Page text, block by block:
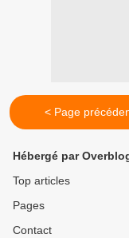
< Page
Hébergé par
Top articles
Pages
Contact